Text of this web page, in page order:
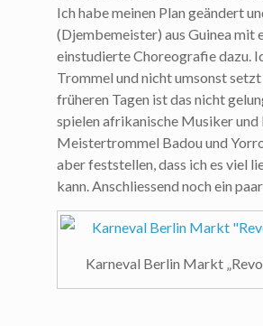
Ich habe meinen Plan geändert
(Djembemeister) aus Guinea mit
einstudierte Choreografie dazu.
Trommel und nicht umsonst
früheren Tagen ist das nicht
spielen afrikanische Musiker und
Meistertrommel Badou und
aber feststellen, dass ich es viel
kann. Anschliessend noch ein
Karneval Berlin Markt